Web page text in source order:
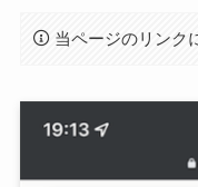
当ページのリンク